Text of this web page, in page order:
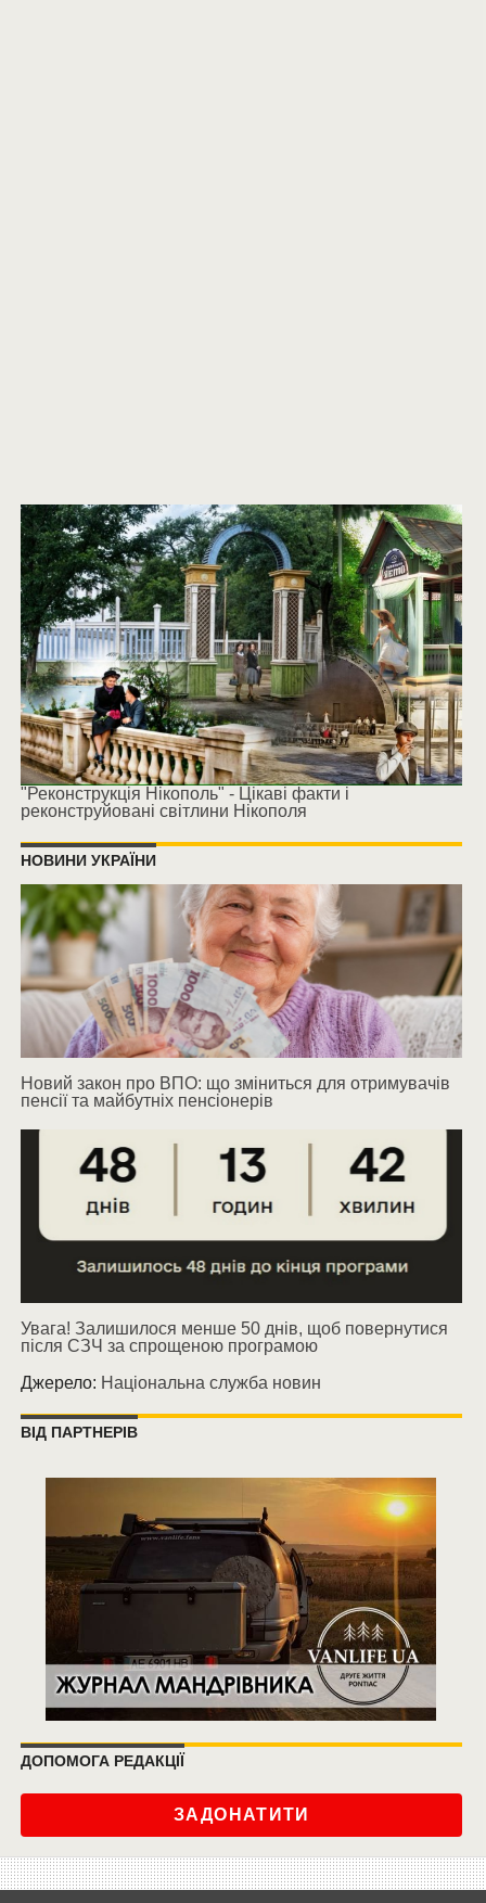
"Реконструкція Нікополь" - Цікаві факти і
реконструйовані світлини Нікополя
НОВИНИ УКРАЇНИ
Новий закон про ВПО: що зміниться для отримувачів
пенсії та майбутніх пенсіонерів
Увага! Залишилося менше 50 днів, щоб повернутися
після СЗЧ за спрощеною програмою
Джерело: Національна служба новин
ВІД ПАРТНЕРІВ
ДОПОМОГА РЕДАКЦІЇ
ЗАДОНАТИТИ